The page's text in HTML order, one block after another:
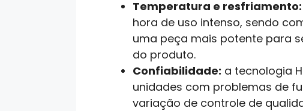
Temperatura e resfriamento:
hora de uso intenso, sendo
uma peça mais potente para
do produto.
Confiabilidade: a tecnologia
unidades com problemas de
variação de controle de